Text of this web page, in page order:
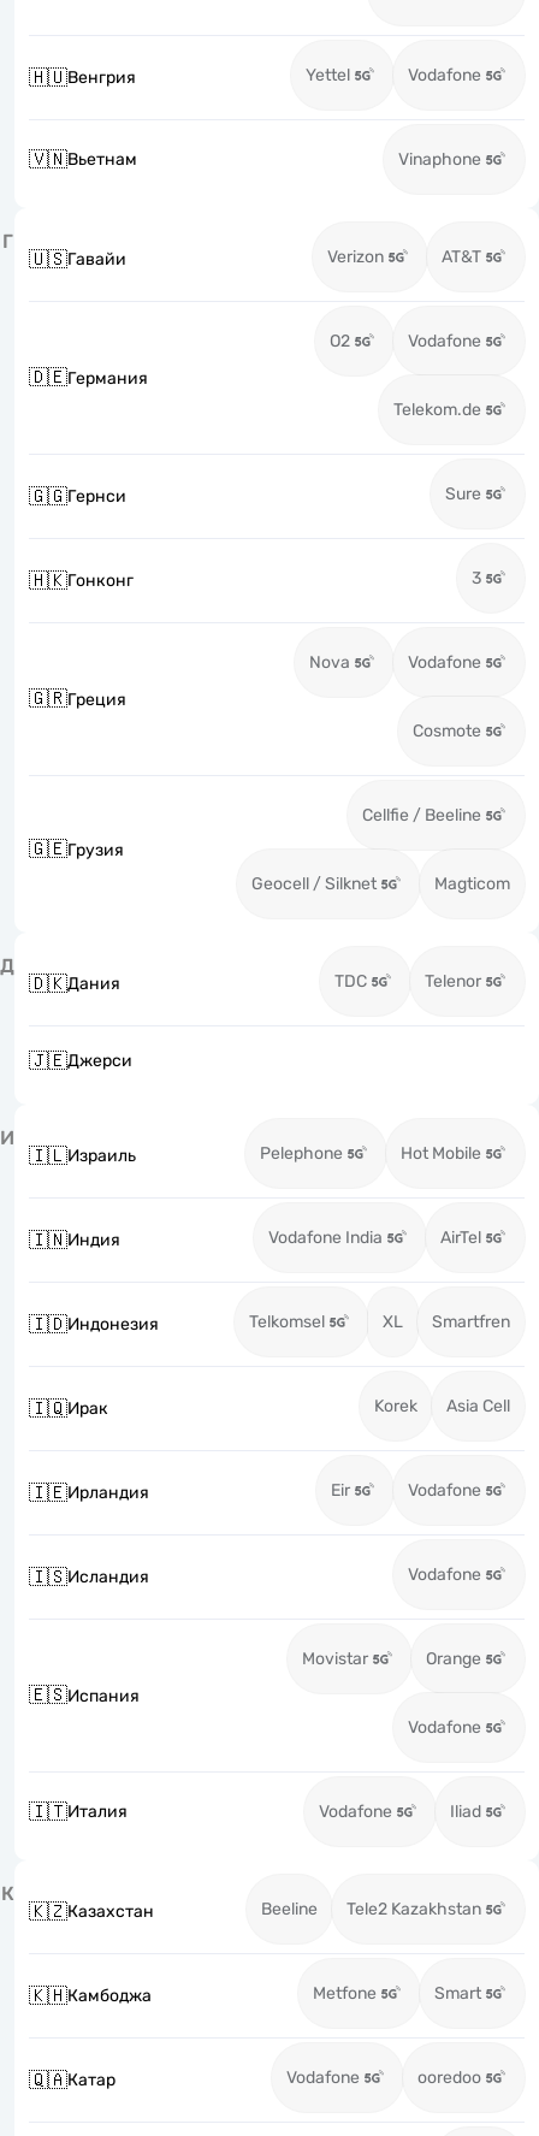
🇭🇺Венгрия Yettel Vodafone
🇻🇳Вьетнам Vinaphone
Г
🇺🇸Гавайи Verizon AT&T
🇩🇪Германия
O2 Vodafone
Telekom.de
🇬🇬Гернси Sure
🇭🇰Гонконг 3
🇬🇷Греция
Nova Vodafone
Cosmote
🇬🇪Грузия
Cellfie / Beeline
Geocell / Silknet Magticom
Д
🇩🇰Дания TDC Telenor
🇯🇪Джерси
И
🇮🇱Израиль Pelephone Hot Mobile
🇮🇳Индия Vodafone India AirTel
🇮🇩Индонезия Telkomsel XL Smartfren
🇮🇶Ирак Korek Asia Cell
🇮🇪Ирландия Eir Vodafone
🇮🇸Исландия Vodafone
🇪🇸Испания
Movistar Orange
Vodafone
🇮🇹Италия Vodafone Iliad
К
🇰🇿Казахстан Beeline Tele2 Kazakhstan
🇰🇭Камбоджа Metfone Smart
🇶🇦Катар Vodafone ooredoo